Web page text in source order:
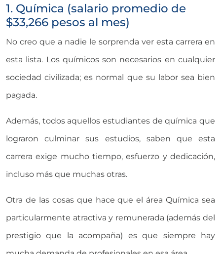
1. Química (salario promedio de
$33,266 pesos al mes)
No creo que a nadie le sorprenda ver esta carrera en
esta lista. Los químicos son necesarios en cualquier
sociedad civilizada; es normal que su labor sea bien
pagada.
Además, todos aquellos estudiantes de química que
lograron culminar sus estudios, saben que esta
carrera exige mucho tiempo, esfuerzo y dedicación,
incluso más que muchas otras.
Otra de las cosas que hace que el área Química sea
particularmente atractiva y remunerada (además del
prestigio que la acompaña) es que siempre hay